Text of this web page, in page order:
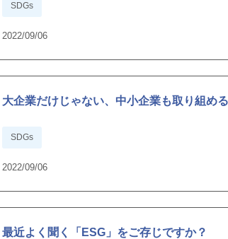
SDGs
2022/09/06
大企業だけじゃない、中小企業も取り組め
SDGs
2022/09/06
最近よく聞く「ESG」をご存じですか？